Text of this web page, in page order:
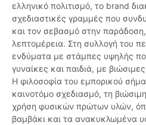
ελληνικό πολιτισμό, το brand
σχεδιαστικές γραμμές που
και τον σεβασμό στην
λεπτομέρεια. Στη συλλογή του
ενδύματα με στάμπες υψηλής
γυναίκες και παιδιά, με
Η φιλοσοφία του εμπορικού
καινοτόμο σχεδιασμό, τη
χρήση φυσικών πρώτων υλών,
βαμβάκι και τα ανακυκλωμένα